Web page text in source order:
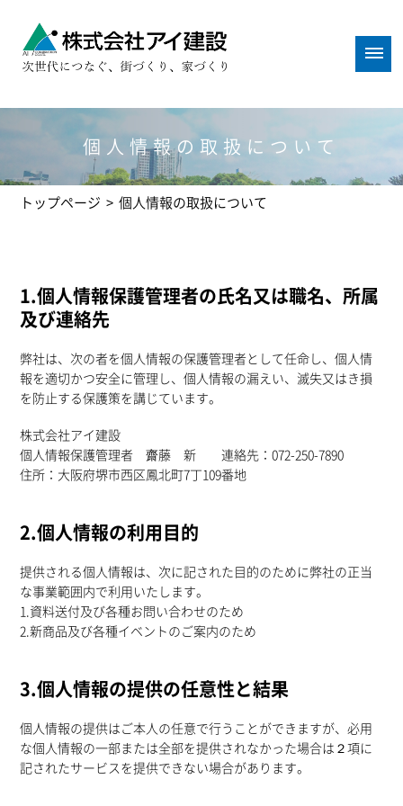
個人情報の取扱について
トップページ >個人情報の取扱について
1.個人情報保護管理者の氏名又は職名、所属
及び連絡先
弊社は、次の者を個人情報の保護管理者として任命し、個人情
報を適切かつ安全に管理し、個人情報の漏えい、滅失又はき損
を防止する保護策を講じています。
株式会社アイ建設
個人情報保護管理者 齋藤 新 連絡先：072-250-7890
住所：大阪府堺市西区鳳北町7丁109番地
2.個人情報の利用目的
提供される個人情報は、次に記された目的のために弊社の正当
な事業範囲内で利用いたします。
1.資料送付及び各種お問い合わせのため
2.新商品及び各種イベントのご案内のため
3.個人情報の提供の任意性と結果
個人情報の提供はご本人の任意で行うことができますが、必用
な個人情報の一部または全部を提供されなかった場合は２項に
記されたサービスを提供できない場合があります。